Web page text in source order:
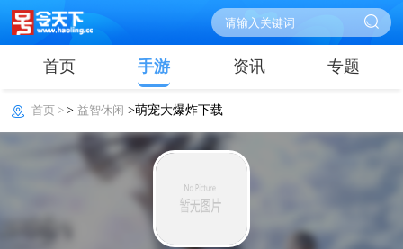
首页 手游 资讯 专题
首页 >>益智休闲 >萌宠大爆炸下载